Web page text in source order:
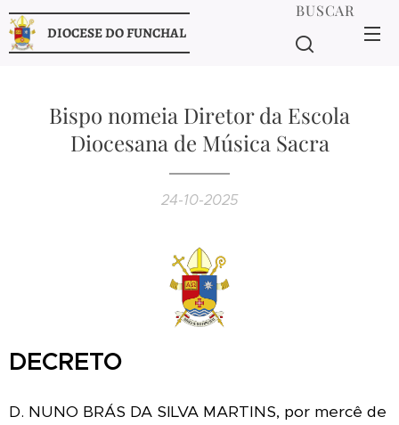
DIOCESE DO FUNCHAL
BUSCAR
Bispo nomeia Diretor da Escola
Diocesana de Música Sacra
24-10-2025
DECRETO
D. NUNO BRÁS DA SILVA MARTINS, por mercê de